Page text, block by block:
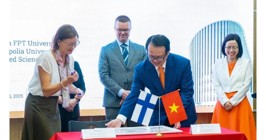
Tin thị trường
Video Magazine
Sản phẩm khác
Tiện ích Bạn cần biết